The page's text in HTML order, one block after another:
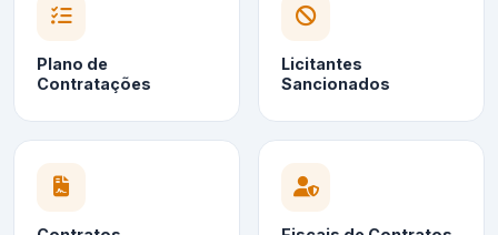
Plano de
Contratações
Licitantes
Sancionados